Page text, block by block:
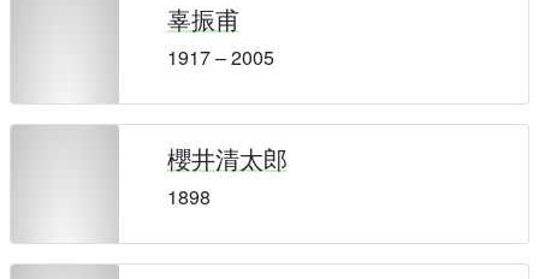
辜振甫
1917 – 2005
櫻井清太郎
1898